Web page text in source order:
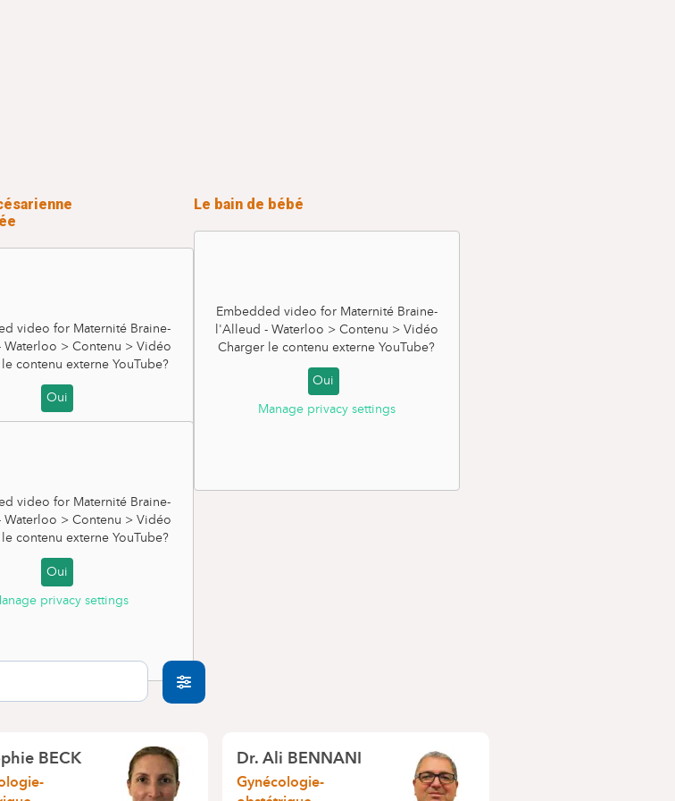
video for Maternité Braine-
Waterloo > Contenu > Vidéo
contenu externe YouTube?
Oui
privacy settings
Le bain de bébé
Embedded video for Maternité Braine-
l'Alleud - Waterloo > Contenu > Vidéo
Charger le contenu externeYouTube?
Oui
Manage privacy settings
video for Maternité Braine-
Waterloo > Contenu > Vidéo
contenu externe YouTube?
Oui
privacy settings
BECK Dr. Ali BENNANI
Gynécologie-